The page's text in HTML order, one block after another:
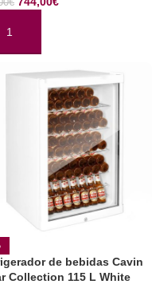
€
AL CARRITO
de bebidas Cavin
Collection 115 L White